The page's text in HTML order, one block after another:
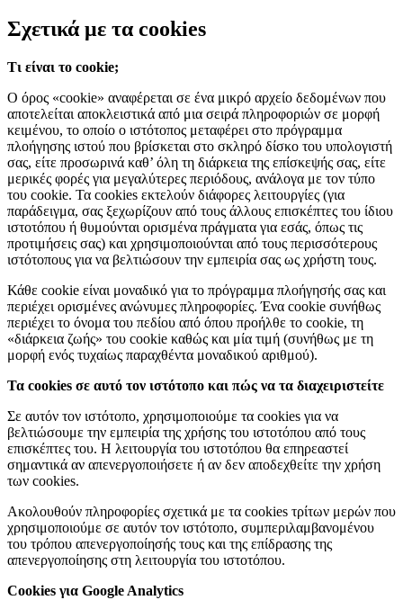
Σχετικά με τα cookies
Τι είναι το cookie;
Ο όρος «cookie» αναφέρεται σε ένα μικρό αρχείο δεδομένων που
αποτελείται αποκλειστικά από μια σειρά πληροφοριών σε μορφή
κειμένου, το οποίο ο ιστότοπος μεταφέρει στο πρόγραμμα
πλοήγησης ιστού που βρίσκεται στο σκληρό δίσκο του υπολογιστή
σας, είτε προσωρινά καθ’ όλη τη διάρκεια της επίσκεψής σας, είτε
μερικές φορές για μεγαλύτερες περιόδους, ανάλογα με τον τύπο
του cookie. Τα cookies εκτελούν διάφορες λειτουργίες (για
παράδειγμα, σας ξεχωρίζουν από τους άλλους επισκέπτες του ίδιου
ιστοτόπου ή θυμούνται ορισμένα πράγματα για εσάς, όπως τις
προτιμήσεις σας) και χρησιμοποιούνται από τους περισσότερους
ιστότοπους για να βελτιώσουν την εμπειρία σας ως χρήστη τους.
Κάθε cookie είναι μοναδικό για το πρόγραμμα πλοήγησής σας και
περιέχει ορισμένες ανώνυμες πληροφορίες. Ένα cookie συνήθως
περιέχει το όνομα του πεδίου από όπου προήλθε το cookie, τη
«διάρκεια ζωής» του cookie καθώς και μία τιμή (συνήθως με τη
μορφή ενός τυχαίως παραχθέντα μοναδικού αριθμού).
Τα cookies σε αυτό τον ιστότοπο και πώς να τα διαχειριστείτε
Σε αυτόν τον ιστότοπο, χρησιμοποιούμε τα cookies για να
βελτιώσουμε την εμπειρία της χρήσης του ιστοτόπου από τους
επισκέπτες του. Η λειτουργία του ιστοτόπου θα επηρεαστεί
σημαντικά αν απενεργοποιήσετε ή αν δεν αποδεχθείτε την χρήση
των cookies.
Ακολουθούν πληροφορίες σχετικά με τα cookies τρίτων μερών που
χρησιμοποιούμε σε αυτόν τον ιστότοπο, συμπεριλαμβανομένου
του τρόπου απενεργοποίησής τους και της επίδρασης της
απενεργοποίησης στη λειτουργία του ιστοτόπου.
Cookies για Google Analytics